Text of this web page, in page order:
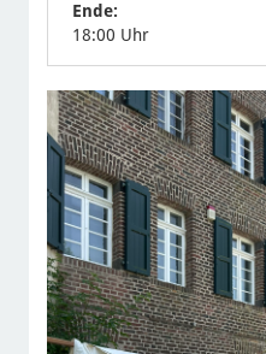
Ende:
18:00 Uhr